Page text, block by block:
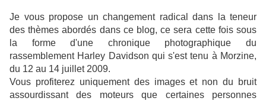
Je vous propose un changement radical dans la teneur
des thèmes abordés dans ce blog, ce sera cette fois sous
la forme d'une chronique photographique du
rassemblement Harley Davidson qui s'est tenu à Morzine,
du 12 au 14 juillet 2009.
Vous profiterez uniquement des images et non du bruit
assourdissant des moteurs que certaines personnes